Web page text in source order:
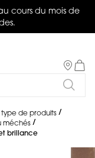
cours du mois de
Mon
type de produits
méchés
brillance